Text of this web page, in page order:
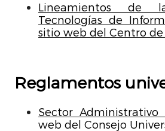
Lineamientos de
Tecnologías de
sitio web del Centro
Reglamentos
Sector Administrativo
web del Consejo